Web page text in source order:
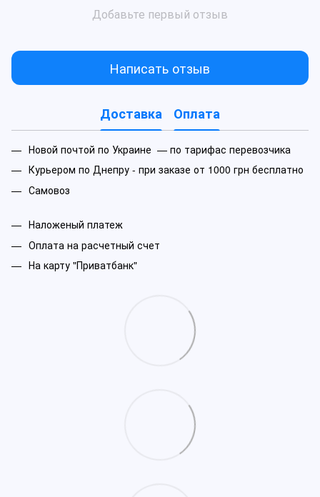
Добавьте первый отзыв
Написать отзыв
Доставка Оплата
Новой почтой по Украине — по тарифас перевозчика
Курьером по Днепру - при заказе от 1000 грн бесплатно
Самовоз
Наложеный платеж
Оплата на расчетный счет
На карту "Приватбанк"